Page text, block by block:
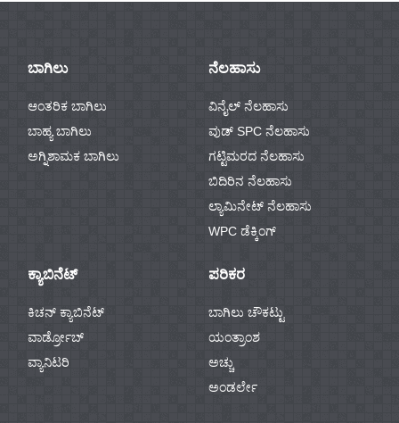
ಬಾಗಿಲು
ಆಂತರಿಕ ಬಾಗಿಲು
ಬಾಹ್ಯ ಬಾಗಿಲು
ಅಗ್ನಿಶಾಮಕ ಬಾಗಿಲು
ನೆಲಹಾಸು
ವಿನೈಲ್ ನೆಲಹಾಸು
ವುಡ್ SPC ನೆಲಹಾಸು
ಗಟ್ಟಿಮರದ ನೆಲಹಾಸು
ಬಿದಿರಿನ ನೆಲಹಾಸು
ಲ್ಯಾಮಿನೇಟ್ ನೆಲಹಾಸು
WPC ಡೆಕ್ಕಿಂಗ್
ಕ್ಯಾಬಿನೆಟ್
ಕಿಚನ್ ಕ್ಯಾಬಿನೆಟ್
ವಾರ್ಡ್ರೋಬ್
ವ್ಯಾನಿಟರಿ
ಪರಿಕರ
ಬಾಗಿಲು ಚೌಕಟ್ಟು
ಯಂತ್ರಾಂಶ
ಅಚ್ಚು
ಅಂಡರ್ಲೇ